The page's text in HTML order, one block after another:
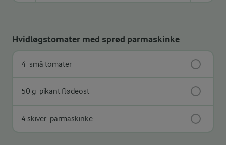
Hvidløgstomater med sprød parmaskinke
4 små tomater
50 g pikant flødeost
4 skiver parmaskinke